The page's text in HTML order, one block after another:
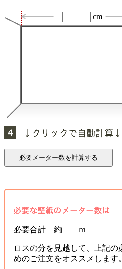
cm
必要合計 約 ｍ
ロスの分を見越して、上記
めのご注文をオススメします。